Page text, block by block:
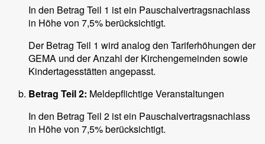
In den Betrag Teil 1 ist ein Pauschalvertragsnachlass
in Höhe von 7,5% berücksichtigt.
Der Betrag Teil 1 wird analog den Tariferhöhungen der
GEMA und der Anzahl der Kirchengemeinden sowie
Kindertagesstätten angepasst.
Betrag Teil 2: Meldepflichtige Veranstaltungen
In den Betrag Teil 2 ist ein Pauschalvertragsnachlass
in Höhe von 7,5% berücksichtigt.